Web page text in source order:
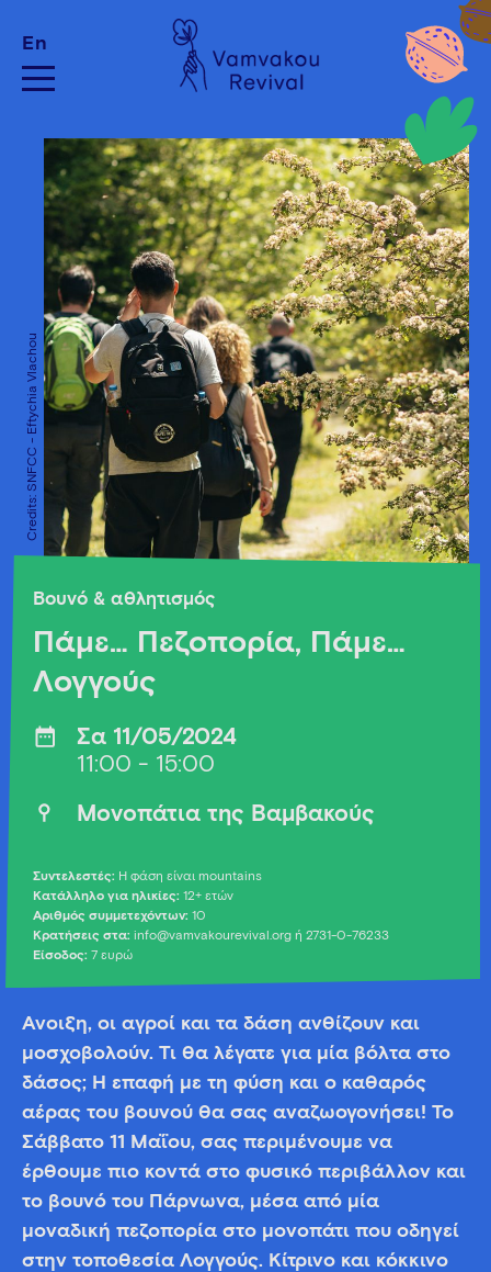
En
Credits: SNFCC - Eftychia Vlachou
Βουνό & αθλητισμός
Πάμε… Πεζοπορία, Πάμε…
Λογγούς
Σα 11/05/2024
11:00 - 15:00
Μονοπάτια της Βαμβακούς
Συντελεστές: Η φάση είναι mountains
Κατάλληλο για ηλικίες: 12+ ετών
Αριθμός συμμετεχόντων: 10
Κρατήσεις στα: info@vamvakourevival.org ή 2731-0-76233
Είσοδος: 7 ευρώ
Άνοιξη, οι αγροί και τα δάση ανθίζουν και
μοσχοβολούν. Τι θα λέγατε για μία βόλτα στο
δάσος; Η επαφή με τη φύση και ο καθαρός
αέρας του βουνού θα σας αναζωογονήσει! Το
Σάββατο 11 Μαΐου, σας περιμένουμε να
έρθουμε πιο κοντά στο φυσικό περιβάλλον και
το βουνό του Πάρνωνα, μέσα από μία
μοναδική πεζοπορία στο μονοπάτι που οδηγεί
στην τοποθεσία Λογγούς. Κίτρινο και κόκκινο